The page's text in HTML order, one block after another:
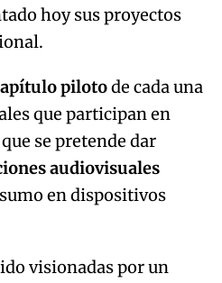
hoy sus proyectos
pilotode cada una
que participan en
se pretende dar
audiovisuales
en dispositivos
visionadas por un